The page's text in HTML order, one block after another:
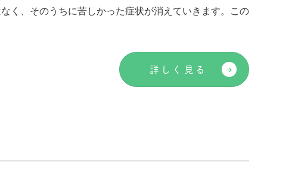
く、そのうちに苦しかった症状が消えていきます。この
詳しく見る